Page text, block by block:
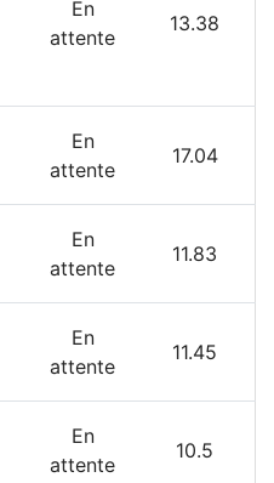
En
attente
13.38
En
attente
17.04
En
attente
11.83
En
attente
11.45
En
attente
10.5